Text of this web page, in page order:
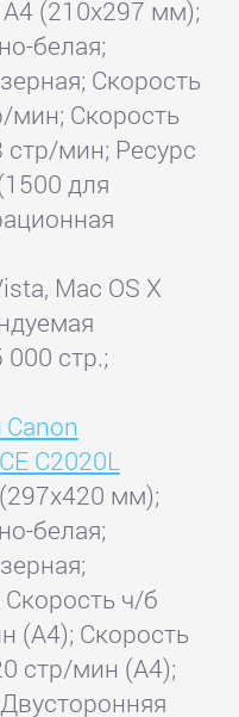
(210x297 мм);
белая;
Скорость
мин; Скорость
стр/мин; Ресурс
для
Mac OS X
000 стр.;
C2020L
мм);
белая;
ч/б
(A4); Скорость
стр/мин (A4);